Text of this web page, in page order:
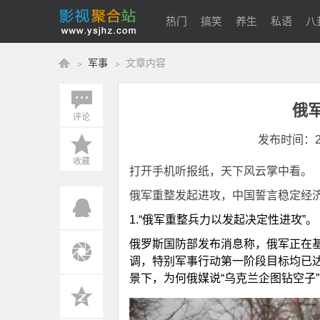
热门 搞笑 养生 私语 八
军事 文章内容
俄
发布时间：
打开手机听报纸，天下风云掌中看。
俄军重整发起进攻，中国誓言稳定经
1.“俄军重整兵力以发起决定性进攻”。
俄罗斯国防部发布消息称，俄军正在
调，特别军事行动第一阶段目标均
景下，为何俄媒说“乌克兰企图钻空子
评论
收藏